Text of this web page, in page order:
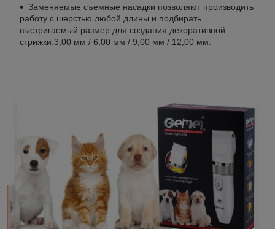
Заменяемые съемные насадки позволяют производить
работу с шерстью любой длины и подбирать
выстригаемый размер для создания декоративной
стрижки.3,00 мм / 6,00 мм / 9,00 мм / 12,00 мм.